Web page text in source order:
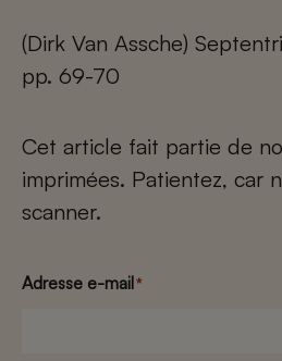
(Dirk Van Assche)
pp. 69-70
Cet article fait partie de
imprimées. Patientez, car
scanner.
Adresse e-mail*